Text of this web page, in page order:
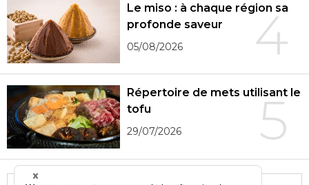
4
Le miso : à chaque région sa
profonde saveur
05/08/2026
5
Répertoire de mets utilisant le
tofu
29/07/2026